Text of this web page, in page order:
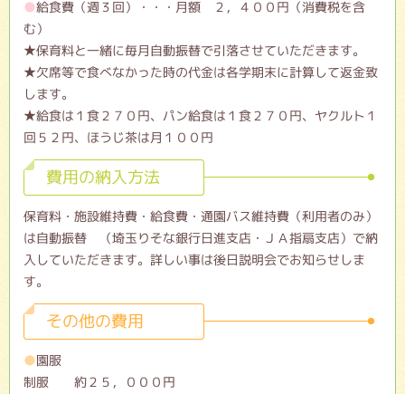
給食費（週３回）・・・月額 ２，４００円（消費税を含
む）
★保育料と一緒に毎月自動振替で引落させていただきます。
★欠席等で食べなかった時の代金は各学期末に計算して返金致
します。
★給食は１食２７０円、パン給食は１食２７０円、ヤクルト１
回５２円、ほうじ茶は月１００円
費用の納入方法
保育料・施設維持費・給食費・通園バス維持費（利用者のみ）
は自動振替 （埼玉りそな銀行日進支店・ＪＡ指扇支店）で納
入していただきます。詳しい事は後日説明会でお知らせしま
す。
その他の費用
園服
制服 約２５，０００円